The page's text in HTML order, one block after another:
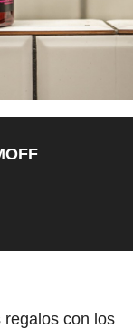
regalos con los